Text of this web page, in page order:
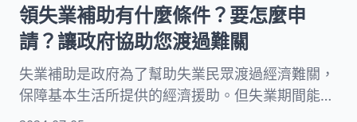
領失業補助有什麼條件？要怎麼申
請？讓政府協助您渡過難關
失業補助是政府為了幫助失業民眾渡過經濟難關，
保障基本生活所提供的經濟援助。但失業期間能申
請的補助金有哪些？申請失業補助、職業訓練生活